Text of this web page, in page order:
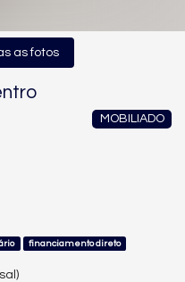
as fotos
MOBILIADO
financiamento direto